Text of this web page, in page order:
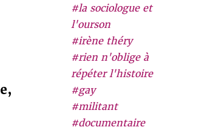
#la sociologue et
l'ourson
#irène théry
#rien n'oblige à
répéter l'histoire
#gay
#militant
#documentaire